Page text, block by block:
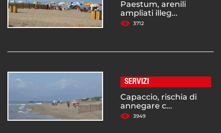
Paestum, arenili
ampliati illeg...
3712
SERVIZI
Capaccio, rischia di
annegare c...
3949